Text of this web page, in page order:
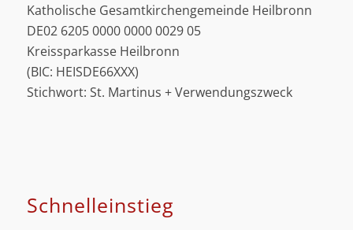
Katholische Gesamtkirchengemeinde Heilbronn
DE02 6205 0000 0000 0029 05
Kreissparkasse Heilbronn
(BIC: HEISDE66XXX)
Stichwort: St. Martinus + Verwendungszweck
Schnell­einstieg